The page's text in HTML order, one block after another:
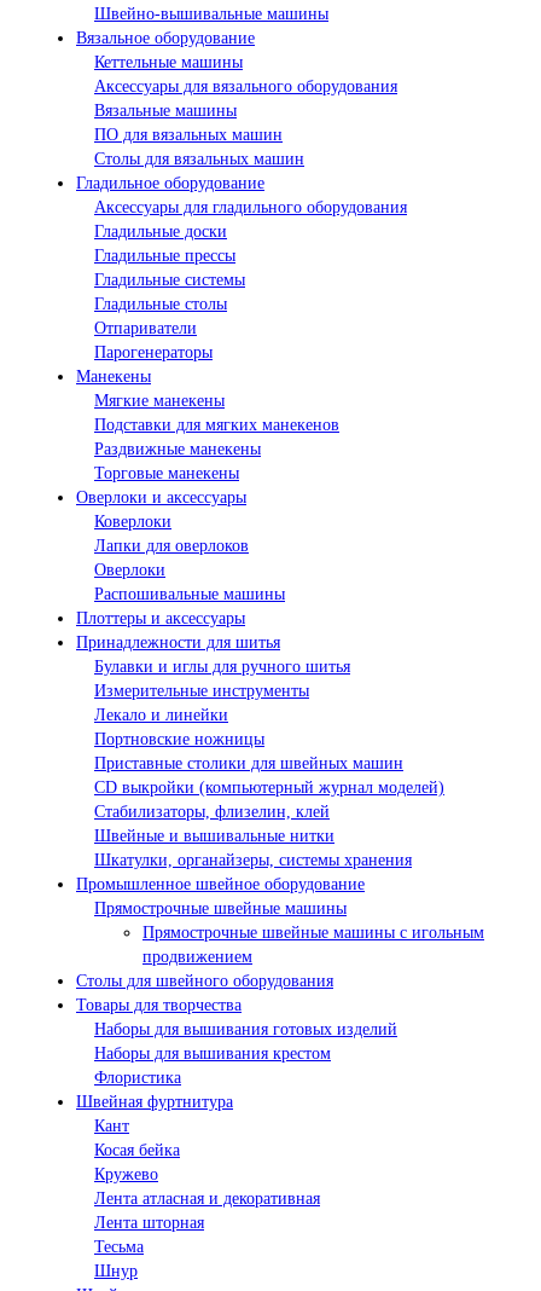
Швейно-вышивальные машины
Вязальное оборудование
Кеттельные машины
Аксессуары для вязального оборудования
Вязальные машины
ПО для вязальных машин
Столы для вязальных машин
Гладильное оборудование
Аксессуары для гладильного оборудования
Гладильные доски
Гладильные прессы
Гладильные системы
Гладильные столы
Отпариватели
Парогенераторы
Манекены
Мягкие манекены
Подставки для мягких манекенов
Раздвижные манекены
Торговые манекены
Оверлоки и аксессуары
Коверлоки
Лапки для оверлоков
Оверлоки
Распошивальные машины
Плоттеры и аксессуары
Принадлежности для шитья
Булавки и иглы для ручного шитья
Измерительные инструменты
Лекало и линейки
Портновские ножницы
Приставные столики для швейных машин
СD выкройки (компьютерный журнал моделей)
Стабилизаторы, флизелин, клей
Швейные и вышивальные нитки
Шкатулки, органайзеры, системы хранения
Промышленное швейное оборудование
Прямострочные швейные машины
Прямострочные швейные машины с игольным
продвижением
Столы для швейного оборудования
Товары для творчества
Наборы для вышивания готовых изделий
Наборы для вышивания крестом
Флористика
Швейная фуртнитура
Кант
Косая бейка
Кружево
Лента aтласная и декоративная
Лента шторная
Тесьма
Шнур